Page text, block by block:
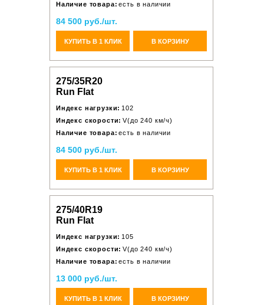
Наличие товара: есть в наличии
84 500 руб./шт.
КУПИТЬ В 1 КЛИК В КОРЗИНУ
275/35R20
Run Flat
Индекс нагрузки: 102
Индекс скорости: V(до 240 км/ч)
Наличие товара: есть в наличии
84 500 руб./шт.
КУПИТЬ В 1 КЛИК В КОРЗИНУ
275/40R19
Run Flat
Индекс нагрузки: 105
Индекс скорости: V(до 240 км/ч)
Наличие товара: есть в наличии
13 000 руб./шт.
КУПИТЬ В 1 КЛИК В КОРЗИНУ